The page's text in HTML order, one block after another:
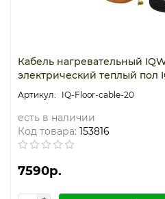
Кабель нагревательный
электрический теплый пол
IQ-Floor-cable-20
есть в наличии
Код товара: 153816
7590р.